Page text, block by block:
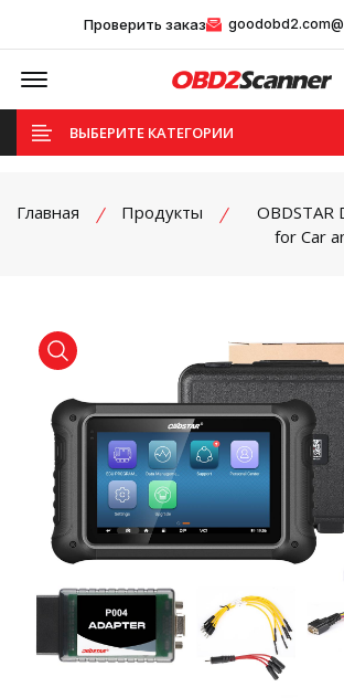
Проверить заказ
Offcanvas Menu Open
ВЫБЕРИТЕ КАТЕГОРИИ
Главная Продукты
OBDSTAR
for Car
product view